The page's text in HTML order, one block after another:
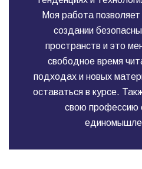
Моя работа
создании
пространств и это
свободное время
подходах и новых
оставаться в курсе.
свою профессию